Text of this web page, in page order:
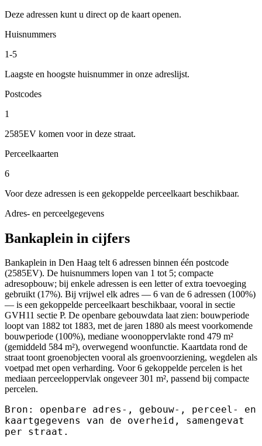
Deze adressen kunt u direct op de kaart openen.
Huisnummers
1-5
Laagste en hoogste huisnummer in onze adreslijst.
Postcodes
1
2585EV komen voor in deze straat.
Perceelkaarten
6
Voor deze adressen is een gekoppelde perceelkaart beschikbaar.
Adres- en perceelgegevens
Bankaplein in cijfers
Bankaplein in Den Haag telt 6 adressen binnen één postcode
(2585EV). De huisnummers lopen van 1 tot 5; compacte
adresopbouw; bij enkele adressen is een letter of extra toevoeging
gebruikt (17%). Bij vrijwel elk adres — 6 van de 6 adressen (100%)
— is een gekoppelde perceelkaart beschikbaar, vooral in sectie
GVH11 sectie P. De openbare gebouwdata laat zien: bouwperiode
loopt van 1882 tot 1883, met de jaren 1880 als meest voorkomende
bouwperiode (100%), mediane woonoppervlakte rond 479 m²
(gemiddeld 584 m²), overwegend woonfunctie. Kaartdata rond de
straat toont groenobjecten vooral als groenvoorziening, wegdelen als
voetpad met open verharding. Voor 6 gekoppelde percelen is het
mediaan perceeloppervlak ongeveer 301 m², passend bij compacte
percelen.
Bron: openbare adres-, gebouw-, perceel- en
kaartgegevens van de overheid, samengevat
per straat.